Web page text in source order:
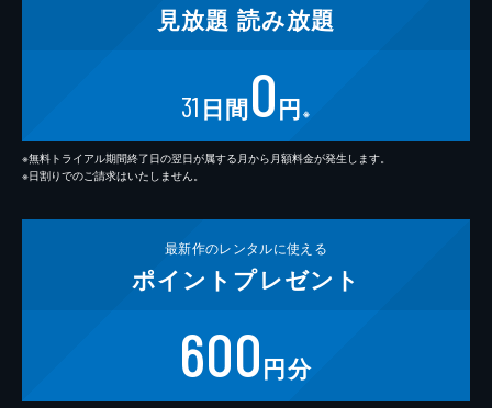
見放題 読み放題
31 日間0円 ※
※無料トライアル期間終了日の翌日が属する月から月額料金が発生します。
※日割りでのご請求はいたしません。
最新作のレンタルに使える
ポイント プレゼント
600円分